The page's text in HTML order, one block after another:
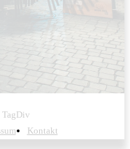
TagDiv
Kontakt